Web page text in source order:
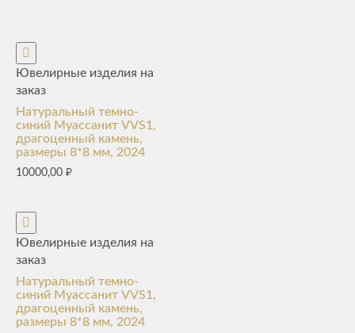
Ювелирные изделия на
заказ
Натуральный темно-
синий Муассанит VVS1,
драгоценный камень,
размеры 8*8 мм, 2024
10000,00 ₽
Ювелирные изделия на
заказ
Натуральный темно-
синий Муассанит VVS1,
драгоценный камень,
размеры 8*8 мм, 2024